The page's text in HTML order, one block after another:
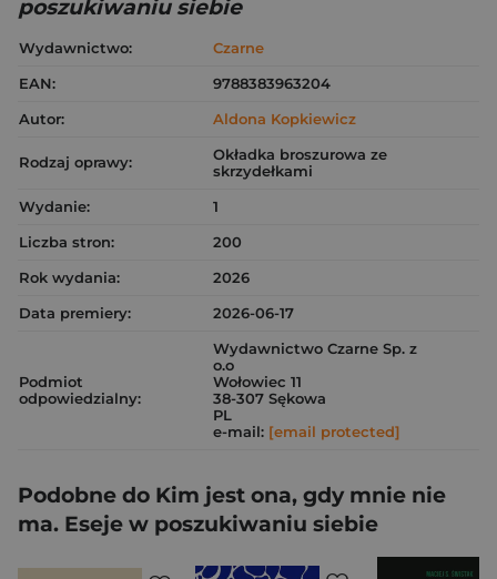
poszukiwaniu siebie
Wydawnictwo:
Czarne
EAN:
9788383963204
Autor:
Aldona Kopkiewicz
Rodzaj oprawy:
Okładka broszurowa ze
skrzydełkami
Wydanie:
1
Liczba stron:
200
Rok wydania:
2026
Data premiery:
2026-06-17
Podmiot
odpowiedzialny:
Wydawnictwo Czarne Sp. z
o.o
Wołowiec 11
38-307 Sękowa
PL
e-mail: [email protected]
Podobne do Kim jest ona, gdy mnie nie
ma. Eseje w poszukiwaniu siebie